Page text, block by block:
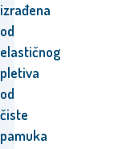
izrađena
od
elastičnog
pletiva
od
čiste
pamuka